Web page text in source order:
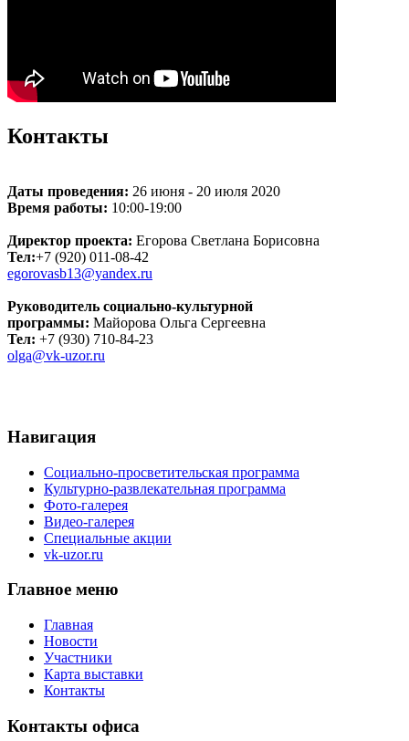
Контакты
Даты проведения: 26 июня - 20 июля 2020
Время работы: 10:00-19:00
Директор проекта: Егорова Светлана Борисовна
Тел:+7 (920) 011-08-42
egorovasb13@yandex.ru
Руководитель социально-культурной
программы: Майорова Ольга Сергеевна
Тел: +7 (930) 710-84-23
olga@vk-uzor.ru
Навигация
Социально-просветительская программа
Культурно-развлекательная программа
Фото-галерея
Видео-галерея
Специальные акции
vk-uzor.ru
Главное меню
Главная
Новости
Участники
Карта выставки
Контакты
Контакты офиса